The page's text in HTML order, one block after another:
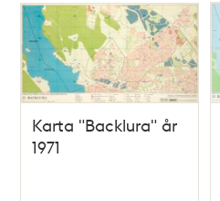
Karta "Backlura" år
1971